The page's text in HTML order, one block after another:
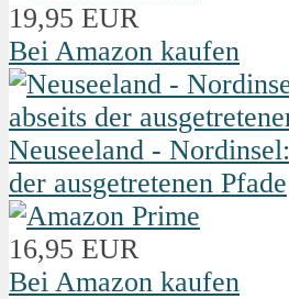
19,95 EUR
Bei Amazon kaufen
Neuseeland -
der ausgetretenen Pfade
16,95 EUR
Bei Amazon kaufen